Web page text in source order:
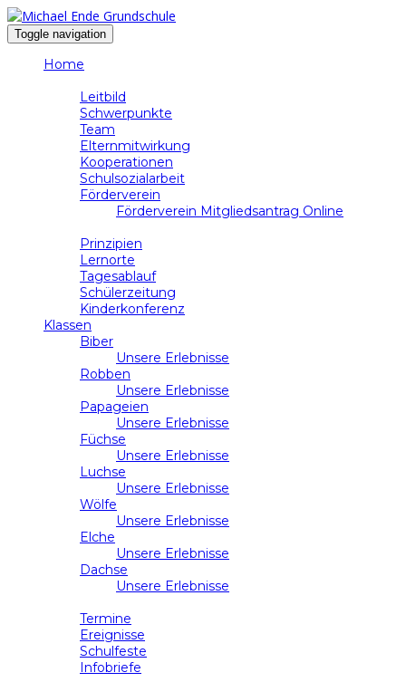
Toggle navigation
Home
Leitbild
Schwerpunkte
Team
Elternmitwirkung
Kooperationen
Schulsozialarbeit
Förderverein
Förderverein Mitgliedsantrag Online
Prinzipien
Lernorte
Tagesablauf
Schülerzeitung
Kinderkonferenz
Klassen
Biber
Unsere Erlebnisse
Robben
Unsere Erlebnisse
Papageien
Unsere Erlebnisse
Füchse
Unsere Erlebnisse
Luchse
Unsere Erlebnisse
Wölfe
Unsere Erlebnisse
Elche
Unsere Erlebnisse
Dachse
Unsere Erlebnisse
Termine
Ereignisse
Schulfeste
Infobriefe